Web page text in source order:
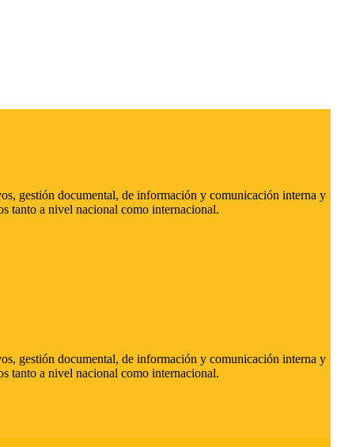
gestión documental, de información y comunicación interna y
tanto a nivel nacional como internacional.
gestión documental, de información y comunicación interna y
tanto a nivel nacional como internacional.